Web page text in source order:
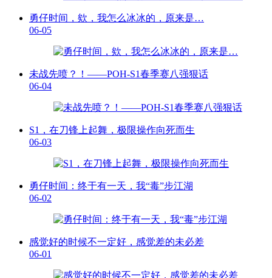
勇仔时间，欸，我怎么冰冰的，原来是…
06-05
未战先喷？！——POH-S1春季赛八强狠话
06-04
S1，在刀锋上起舞，极限操作向死而生
06-03
勇仔时间：终于有一天，我“毒”步江湖
06-02
感觉好的时候不一定好，感觉差的未必差
06-01